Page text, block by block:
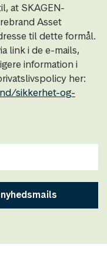
at SKAGEN-
Asset
til dette formål.
link i de e-mails,
information i
her:
sikkerhet-og-